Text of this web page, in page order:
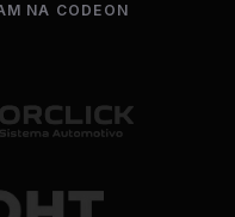
NA CODEON